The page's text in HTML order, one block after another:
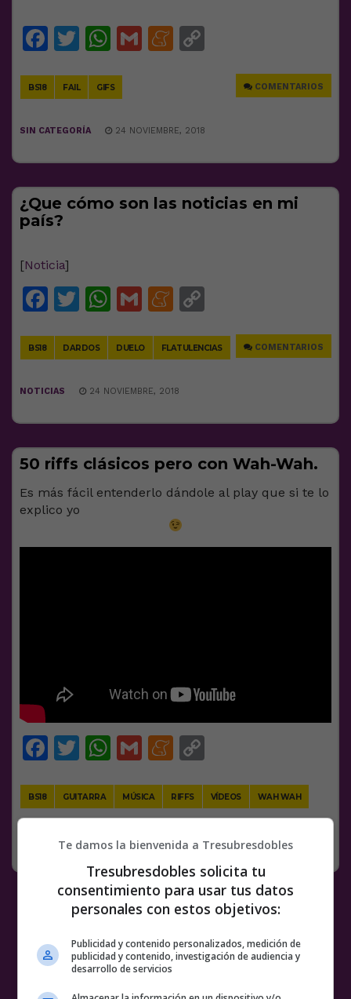
Facebook
Twitter
WhatsApp
GmailMeneame
BS18 FAIL GIFS COMENTARIOS
SIN CATEGORÍA 24 NOVIEMBRE, 2018
¿Que cómo son las noticias en mi
país?
[Noticia]
Facebook
Twitter
WhatsApp
GmailMeneame
BS18 DARDOS DUELO FLATULENCIAS COMENTARIOS
NOTICIAS 24 NOVIEMBRE, 2018
50 riffs clásicos pero con Wah-Wah.
Es más fácil entenderlo dándole al play que si te lo
explico yo
Facebook
Twitter
WhatsApp
GmailMeneame
BS18 GUITARRA MÚSICA RIFFS VÍDEOS WAH WAH
2 COMENTARIOS
SIN CATEGORÍA 24 NOVIEMBRE, 2018
Te damos la bienvenida a Tresubresdobles
Tresubresdobles solicita tu
consentimiento para usar tus datos
personales con estos objetivos:
Publicidad y contenido personalizados, medición de
publicidad y contenido, investigación de audiencia y
desarrollo de servicios